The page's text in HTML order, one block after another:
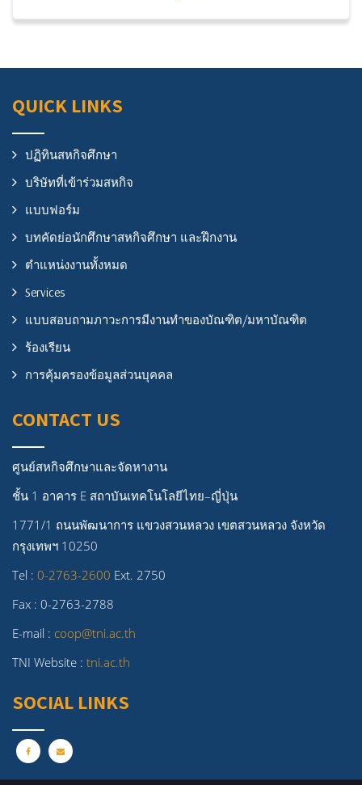
QUICK LINKS
ปฏิทินสหกิจศึกษา
บริษัทที่เข้าร่วมสหกิจ
แบบฟอร์ม
บทคัดย่อนักศึกษาสหกิจศึกษา และฝึกงาน
ตำแหน่งงานทั้งหมด
Services
แบบสอบถามภาวะการมีงานทำของบัณฑิต/มหาบัณฑิต
ร้องเรียน
การคุ้มครองข้อมูลส่วนบุคคล
CONTACT US
ศูนย์สหกิจศึกษาและจัดหางาน
ชั้น 1 อาคาร E สถาบันเทคโนโลยีไทย–ญี่ปุ่น
1771/1 ถนนพัฒนาการ แขวงสวนหลวง เขตสวนหลวง จังหวัด
กรุงเทพฯ 10250
Tel : 0-2763-2600 Ext. 2750
Fax : 0-2763-2788
E-mail : coop@tni.ac.th
TNI Website : tni.ac.th
SOCIAL LINKS